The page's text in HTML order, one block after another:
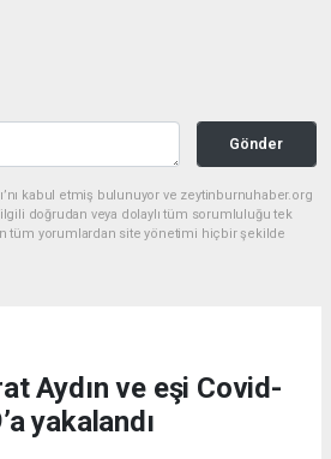
Gönder
kabul etmiş bulunuyor ve zeytinburnuhaber.org
ilgili doğrudan veya dolaylı tüm sorumluluğu tek
tüm yorumlardan site yönetimi hiçbir şekilde
Aydın ve eşi Covid-
yakalandı